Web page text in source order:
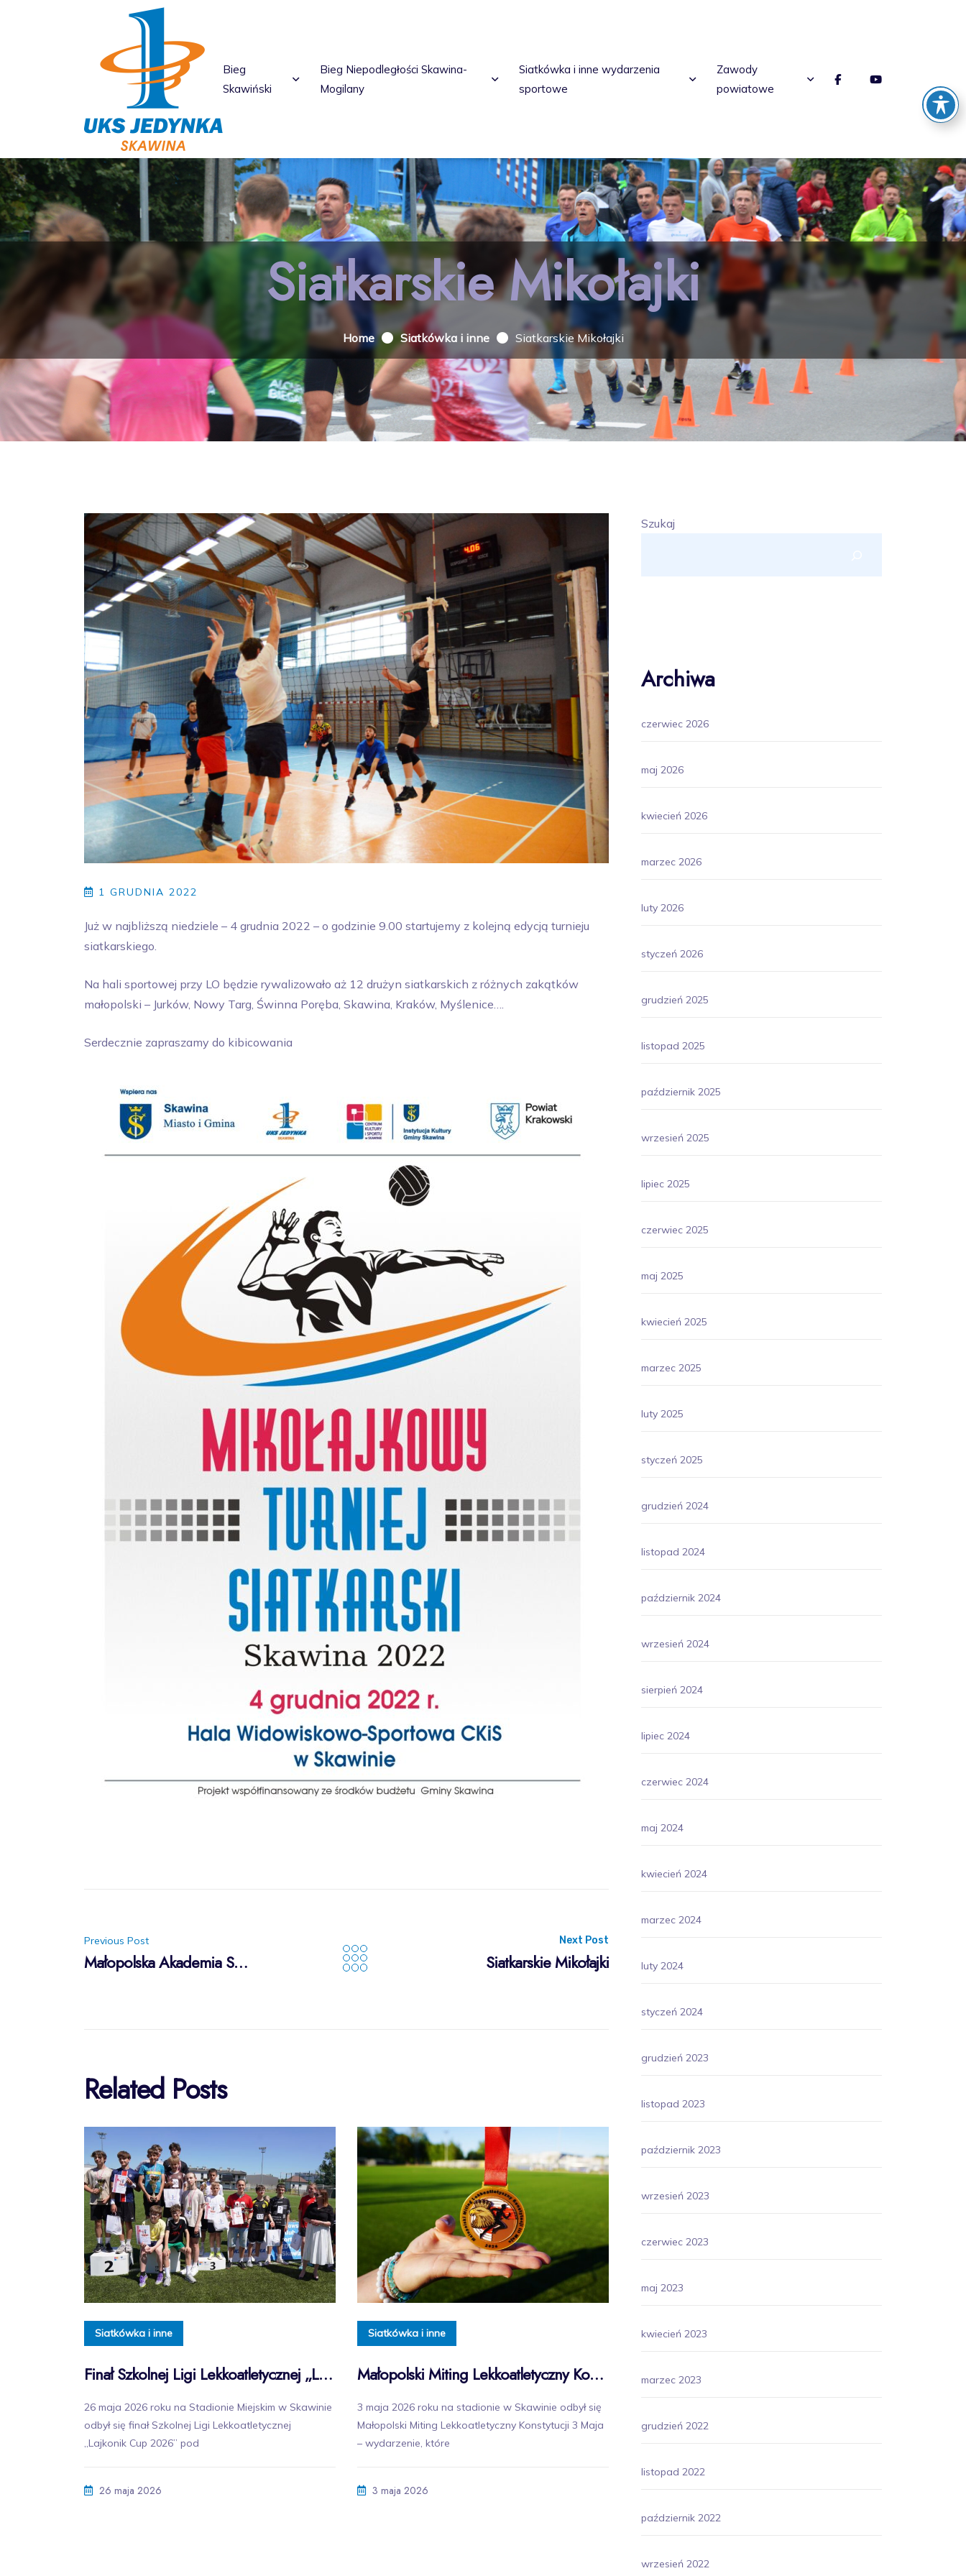
Bieg
Skawiński
Bieg Niepodległości Skawina-
Mogilany
Siatkówka i inne wydarzenia
sportowe
Zawody
powiatowe
Siatkarskie Mikołajki
Home Siatkówka i inne Siatkarskie Mikołajki
1 GRUDNIA 2022
Już w najbliższą niedziele – 4 grudnia 2022 – o godzinie 9.00 startujemy z kolejną edycją turnieju
siatkarskiego.
Na hali sportowej przy LO będzie rywalizowało aż 12 drużyn siatkarskich z różnych zakątków
małopolski – Jurków, Nowy Targ, Świnna Poręba, Skawina, Kraków, Myślenice….
Serdecznie zapraszamy do kibicowania
Post
Previous Post
Małopolska Akademia Siatkówki
Next Post
Siatkarskie Mikołajki
Related Posts
Siatkówka i inne
Finał Szkolnej Ligi Lekkoatletycznej „Lajkonik Cup 2026” w Skawinie
26 maja 2026 roku na Stadionie Miejskim w Skawinie
odbył się finał Szkolnej Ligi Lekkoatletycznej
„Lajkonik Cup 2026” pod
26 maja 2026
Siatkówka i inne
Małopolski Miting Lekkoatletyczny Konstytucji 3 Maja w Skawinie za nami!
3 maja 2026 roku na stadionie w Skawinie odbył się
Małopolski Miting Lekkoatletyczny Konstytucji 3 Maja
– wydarzenie, które
3 maja 2026
Szukaj
Archiwa
czerwiec 2026
maj 2026
kwiecień 2026
marzec 2026
luty 2026
styczeń 2026
grudzień 2025
listopad 2025
październik 2025
wrzesień 2025
lipiec 2025
czerwiec 2025
maj 2025
kwiecień 2025
marzec 2025
luty 2025
styczeń 2025
grudzień 2024
listopad 2024
październik 2024
wrzesień 2024
sierpień 2024
lipiec 2024
czerwiec 2024
maj 2024
kwiecień 2024
marzec 2024
luty 2024
styczeń 2024
grudzień 2023
listopad 2023
październik 2023
wrzesień 2023
czerwiec 2023
maj 2023
kwiecień 2023
marzec 2023
grudzień 2022
listopad 2022
październik 2022
wrzesień 2022